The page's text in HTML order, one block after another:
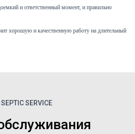
и ответственный момент, и правильно
хорошую и качественную работу на длительный
SEPTIC SERVICE